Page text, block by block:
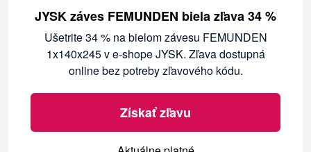
JYSK záves FEMUNDEN biela zľava 34 %
Ušetrite 34 % na bielom závesu FEMUNDEN
1x140x245 v e-shope JYSK. Zľava dostupná
online bez potreby zľavového kódu.
Získať zľavu